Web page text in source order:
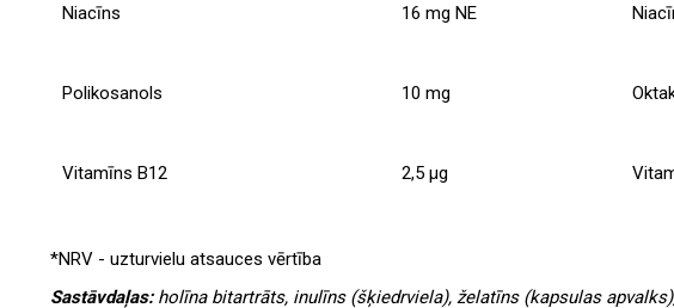
Niacīns 16 mg NE
Polikosanols 10 mg
Vitamīns B12 2,5 µg
*NRV - uzturvielu atsauces vērtība
Sastāvdaļas: holīna bitartrāts, inulīns (šķiedrviela), želatīns (kapsulas